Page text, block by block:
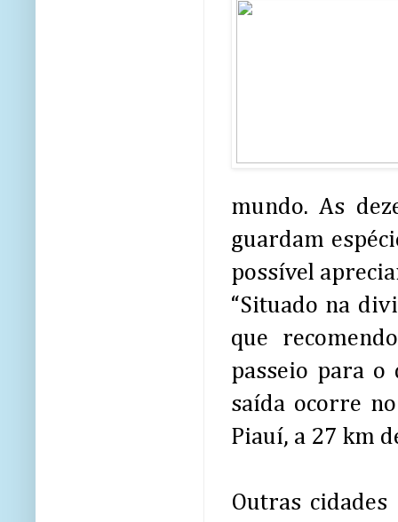
mundo. As
guardam
possível
“Situado na
que
passeio para o
saída ocorre
Piauí, a 27 km
Outras